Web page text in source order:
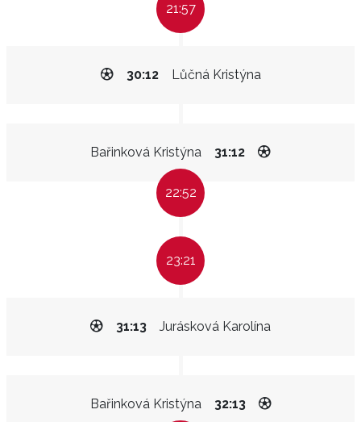
21:57
Lůčná Kristýna
30:12
Bařinková Kristýna 31:12
22:52
23:21
Jurásková Karolína
31:13
Bařinková Kristýna 32:13